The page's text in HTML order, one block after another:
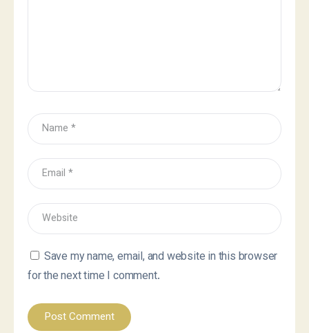
Save my name, email, and website in this browser
for the next time I comment.